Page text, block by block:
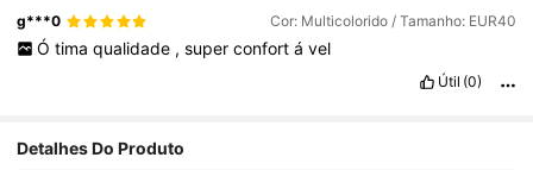
g***0 Cor: Multicolorido / Tamanho: EUR40
Ó tima qualidade , super confort á vel
Útil (0)
Detalhes Do Produto